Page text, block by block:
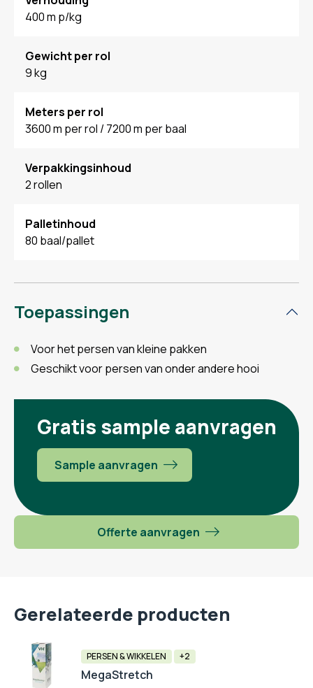
400 m p/kg
Gewicht per rol
9 kg
Meters per rol
3600 m per rol / 7200 m per baal
Verpakkingsinhoud
2 rollen
Palletinhoud
80 baal/pallet
Toepassingen
Voor het persen van kleine pakken
Geschikt voor persen van onder andere hooi
Gratis sample aanvragen
Sample aanvragen
Offerte aanvragen
Gerelateerde producten
PERSEN & WIKKELEN +2
MegaStretch